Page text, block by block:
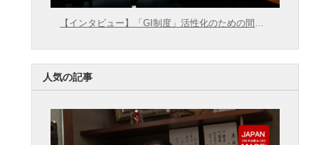
【インタビュー】「GI制度」活性化のための間口
人気の記事